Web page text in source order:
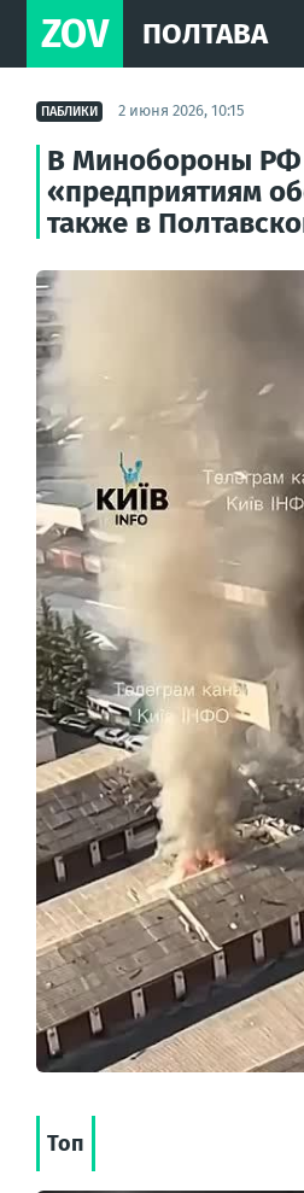
ZOV ПОЛТАВА
ПАБЛИКИ 2 июня 2026, 10:15
В Минобороны РФ
«предприятиям
также в
Топ